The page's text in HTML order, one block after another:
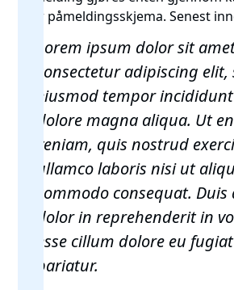
eller påmeldingsskjema. Senest
Lorem ipsum dolor sit
consectetur adipiscing elit,
eiusmod tempor
dolore magna aliqua. Ut
veniam, quis nostrud
ullamco laboris nisi ut
commodo consequat.
dolor in reprehenderit in
esse cillum dolore eu
pariatur.